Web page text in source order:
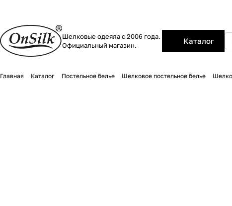
Шелковые одеяла с 2006 года.
Официальный магазин.
Каталог
Главная Каталог Постельное белье Шелковое постельное белье